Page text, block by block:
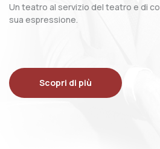
Un teatro al servizio del teatro e di
sua espressione.
Scopri di più